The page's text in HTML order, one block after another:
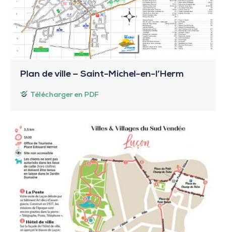
Plan de ville – Saint-Michel-en-l’Herm
Télécharger en PDF